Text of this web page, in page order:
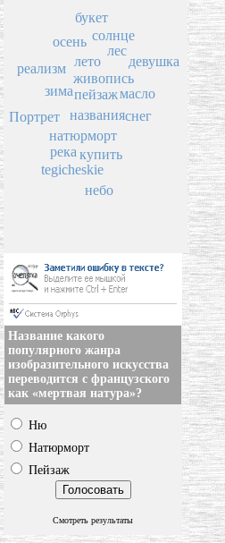
пейзаж
названия
живопись
лето
натюрморт
купить
солнце
лес
зима
осень
букет
масло
река
снег
tegicheskie
реализм
небо
Портрет
девушка
Название какого
популярного жанра
изобразительного искусства
переводится с французского
как «мертвая натура»?
Ню
Натюрморт
Пейзаж
Смотреть результаты